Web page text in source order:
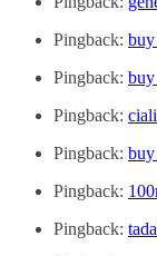
Pingback:
Pingback:
Pingback:
Pingback:
Pingback:
Pingback: